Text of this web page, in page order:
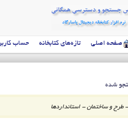
صفحه اصلی تازه‌های کتابخانه حساب
شده
طرح و ساختمان - استانداردها